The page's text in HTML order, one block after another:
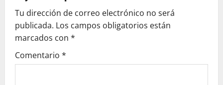
c
i
ó
Tu dirección de correo electrónico no será
publicada. Los campos obligatorios están
marcados con *
Comentario *